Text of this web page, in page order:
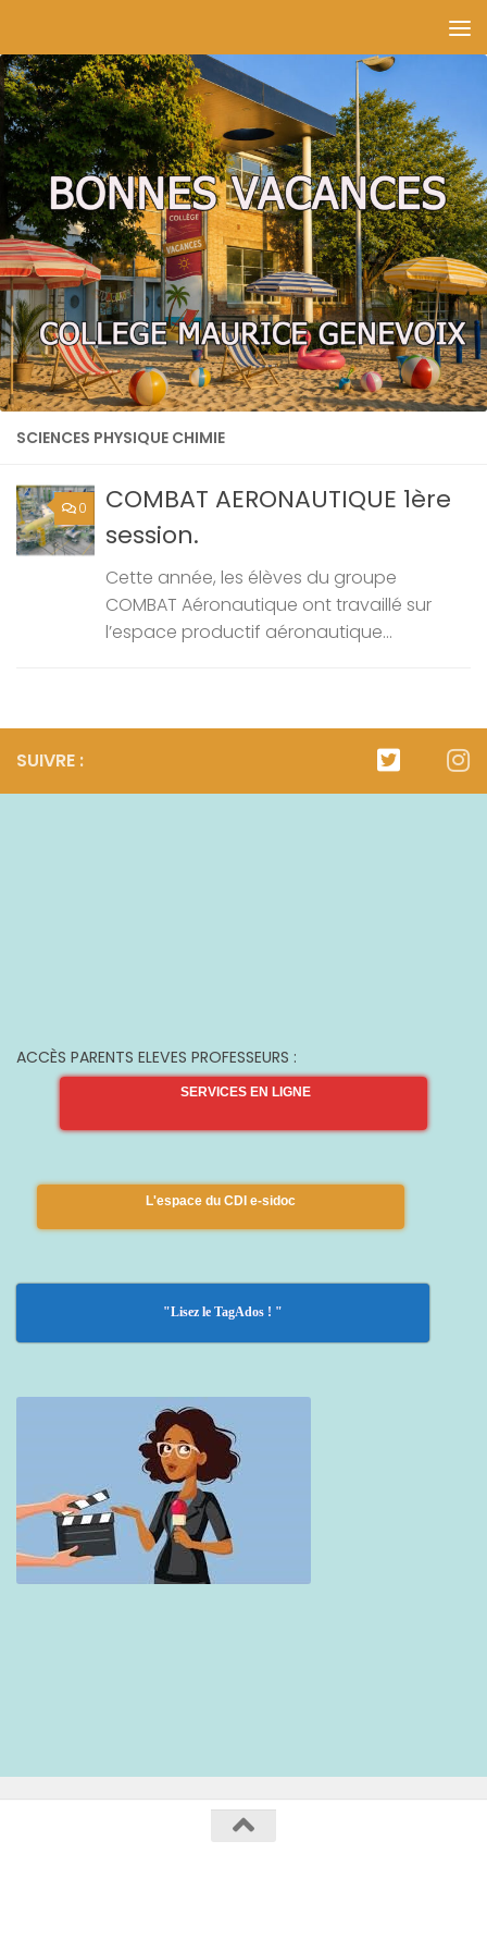
SCIENCES PHYSIQUE CHIMIE
0
COMBAT AERONAUTIQUE 1ère
session.
Cette année, les élèves du groupe
COMBAT Aéronautique ont travaillé sur
l’espace productif aéronautique...
SUIVRE :
ACCÈS PARENTS ELEVES PROFESSEURS :
SERVICES EN LIGNE
L'espace du CDI e-sidoc
"Lisez le TagAdos ! "